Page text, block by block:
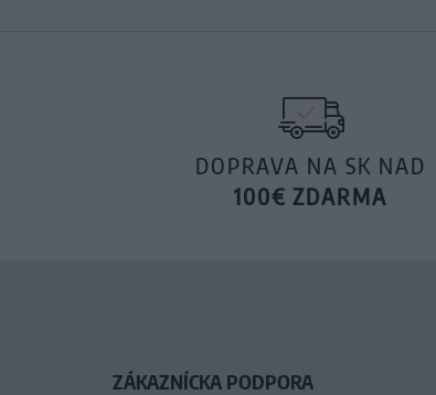
DOPRAVA NA SK NAD
100€ ZDARMA
ZÁKAZNÍCKA PODPORA